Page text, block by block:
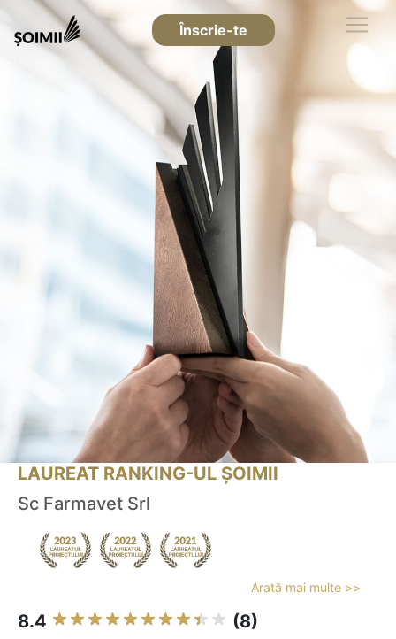
Înscrie-te
LAUREAT RANKING-UL ȘOIMII
Sc Farmavet Srl
Arată mai multe >>
8.4 (8)